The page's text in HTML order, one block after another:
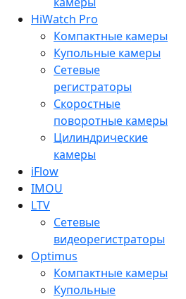
HiWatch Pro
Компактные камеры
Купольные камеры
Сетевые
регистраторы
Скоростные
поворотные камеры
Цилиндрические
камеры
iFlow
IMOU
LTV
Сетевые
видеорегистраторы
Optimus
Компактные камеры
Купольные